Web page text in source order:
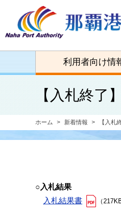
利用者向け情
【入札終了
ホーム 新着情報 【入札
○入札結果
入札結果書
（